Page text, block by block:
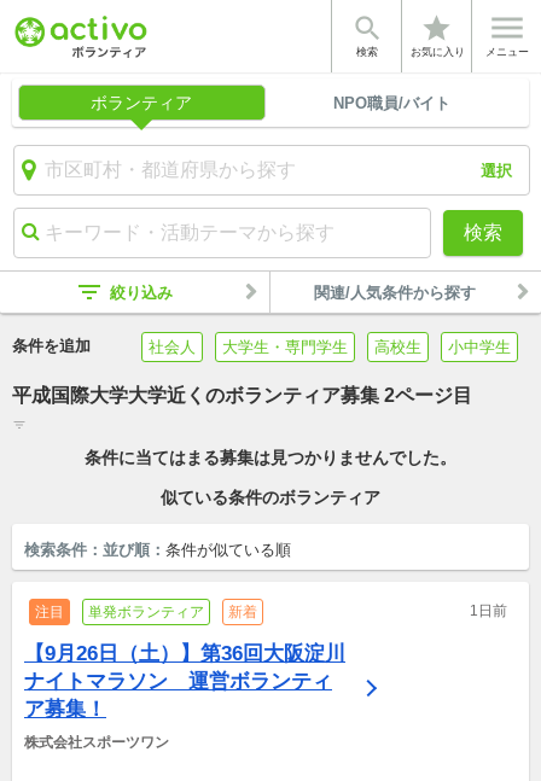

検索
star
お気に入り

メニュー
ボランティア NPO職員/バイト
選択
検索
filter_list 絞り込み 関連/人気条件から探す
条件を追加 社会人 大学生・専門学生 高校生 小中学生
平成国際大学大学近くのボランティア募集 2ページ目
filter_list
条件に当てはまる募集は見つかりませんでした。
似ている条件のボランティア
検索条件： 並び順： 条件が似ている順
注目 単発ボランティア 新着 1日前
【9月26日（土）】第36回大阪淀川
ナイトマラソン　運営ボランティ
ア募集！
株式会社スポーツワン